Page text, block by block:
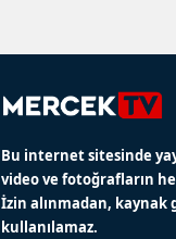
Bu internet sitesinde
video ve fotoğrafların
İzin alınmadan, kaynak
kullanılamaz.